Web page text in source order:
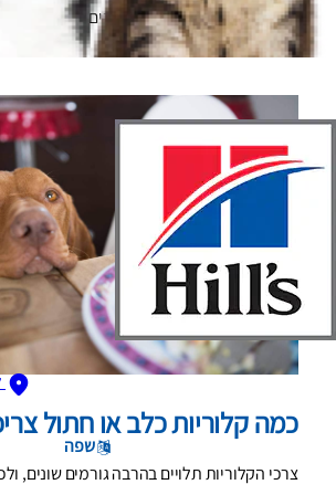
שפה
לוודא שהיא מקבלת את החומרים המזינים
להישאר בריאה.
כמה קלוריות כלב או חתול
צרכי הקלוריות תלויים בהרבה גורמים שונים,